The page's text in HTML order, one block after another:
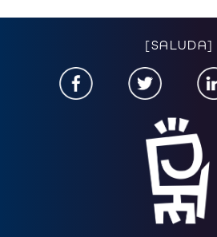
[SALUDA]